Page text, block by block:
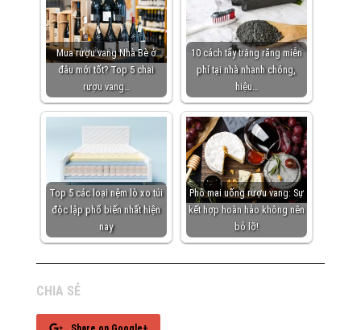
Mua rượu vang Nhà Bè ở
đâu mới tốt? Top 5 chai
rượu vang…
10 cách tẩy trắng răng miễn
phí tại nhà nhanh chóng,
hiệu…
Top 5 các loại nệm lò xo túi
độc lập phổ biến nhất hiện
nay
Phô mai uống rượu vang: Sự
kết hợp hoàn hảo không nên
bỏ lỡ!
CHIA SẺ